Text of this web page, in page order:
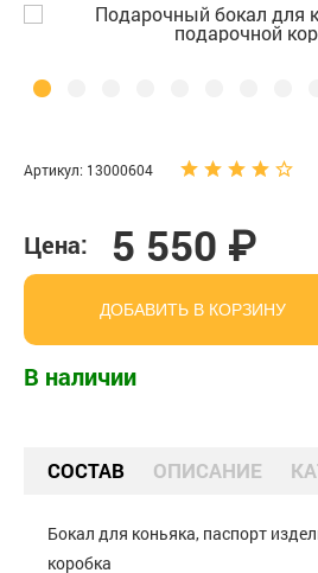
Артикул: 13000604
Цена: 5 550 ₽
ДОБАВИТЬ В КОРЗИНУ
В наличии
СОСТАВ ОПИСАНИЕ
Бокал для коньяка, паспорт
коробка